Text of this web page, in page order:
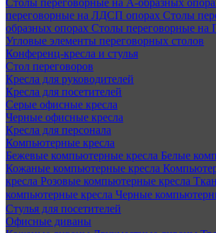
Столы переговорные на А-образных
переговорные на ЛДСП опорах Столы
образных опорах Столы переговорные на
Угловые элементы переговорных столов
Конференц-кресла и стулья
Стол переговоров
Кресла для руководителей
Кресла для посетителей
Серые офисные кресла
Черные офисные кресла
Кресла для персонала
Компьютерные кресла
Бежевые компьютерные кресла Белые
Кожаные компьютерные кресла
кресла Розовые компьютерные кресла
компьютерные кресла Черные
Стулья для посетителей
Офисные диваны